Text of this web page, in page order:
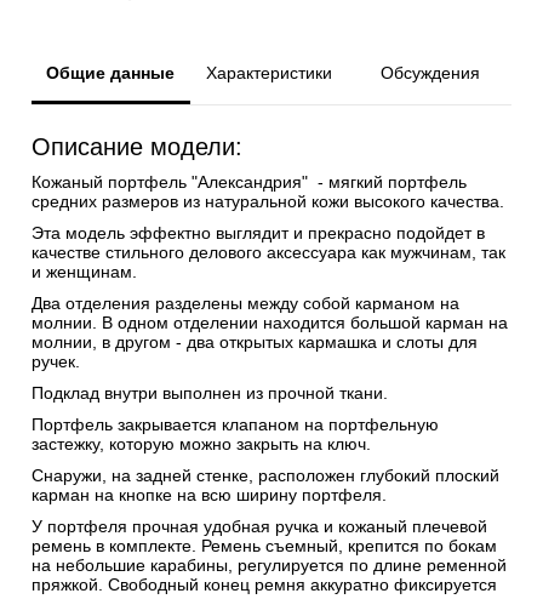
Общие данные Характеристики Обсуждения
Описание модели:
Кожаный портфель "Александрия" - мягкий портфель
средних размеров из натуральной кожи высокого качества.
Эта модель эффектно выглядит и прекрасно подойдет в
качестве стильного делового аксессуара как мужчинам, так
и женщинам.
Два отделения разделены между собой карманом на
молнии. В одном отделении находится большой карман на
молнии, в другом - два открытых кармашка и слоты для
ручек.
Подклад внутри выполнен из прочной ткани.
Портфель закрывается клапаном на портфельную
застежку, которую можно закрыть на ключ.
Снаружи, на задней стенке, расположен глубокий плоский
карман на кнопке на всю ширину портфеля.
У портфеля прочная удобная ручка и кожаный плечевой
ремень в комплекте. Ремень съемный, крепится по бокам
на небольшие карабины, регулируется по длине ременной
пряжкой. Свободный конец ремня аккуратно фиксируется